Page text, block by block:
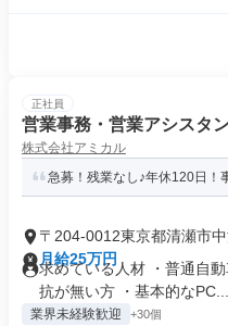
正社員
営業事務・営業アシスタ
株式会社アミカル
急募！残業なし♪年休120日！
〒204-0012東京都清瀬市
月給25万円
求めている人材 ・普通自
抗が無い方 ・基本的なPC...
業界未経験歓迎 +30個